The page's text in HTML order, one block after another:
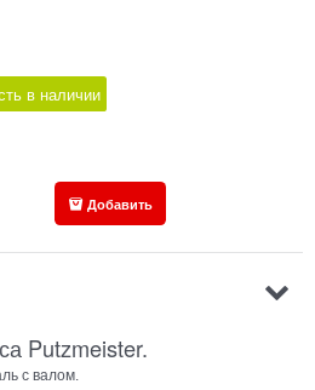
в наличии
Добавить
Putzmeister.
c валом.